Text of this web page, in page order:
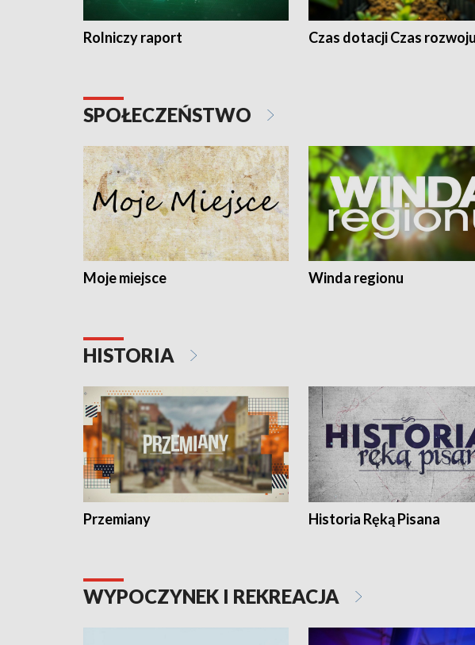
Rolniczy raport Czas dotacji Czas rozwoju
SPOŁECZEŃSTWO
Moje miejsce Winda regionu
HISTORIA
Przemiany Historia Ręką Pisana
WYPOCZYNEK I REKREACJA